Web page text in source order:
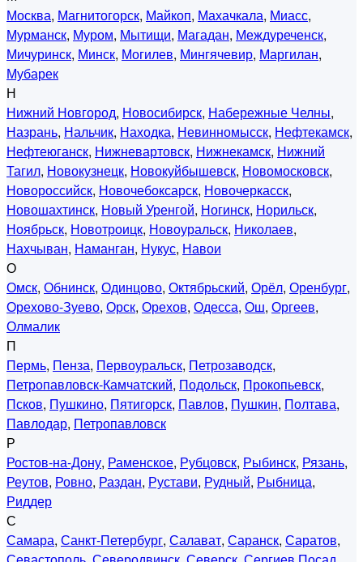
Москва, Магнитогорск, Майкоп, Махачкала, Миасс,
Мурманск, Муром, Мытищи, Магадан, Междуреченск,
Мичуринск, Минск, Могилев, Мингячевир, Маргилан,
Мубарек
Н
Нижний Новгород, Новосибирск, Набережные Челны,
Назрань, Нальчик, Находка, Невинномысск, Нефтекамск,
Нефтеюганск, Нижневартовск, Нижнекамск, Нижний
Тагил, Новокузнецк, Новокуйбышевск, Новомосковск,
Новороссийск, Новочебоксарск, Новочеркасск,
Новошахтинск, Новый Уренгой, Ногинск, Норильск,
Ноябрьск, Новотроицк, Новоуральск, Николаев,
Нахчыван, Наманган, Нукус, Навои
О
Омск, Обнинск, Одинцово, Октябрьский, Орёл, Оренбург,
Орехово-Зуево, Орск, Орехов, Одесса, Ош, Оргеев,
Олмалик
П
Пермь, Пенза, Первоуральск, Петрозаводск,
Петропавловск-Камчатский, Подольск, Прокопьевск,
Псков, Пушкино, Пятигорск, Павлов, Пушкин, Полтава,
Павлодар, Петропавловск
Р
Ростов-на-Дону, Раменское, Рубцовск, Рыбинск, Рязань,
Реутов, Ровно, Раздан, Рустави, Рудный, Рыбница,
Риддер
С
Самара, Санкт-Петербург, Салават, Саранск, Саратов,